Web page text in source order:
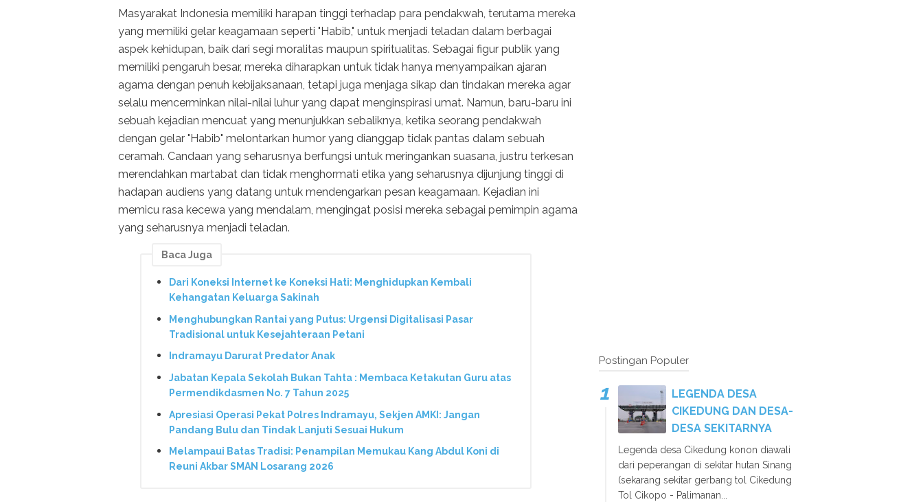
Masyarakat Indonesia memiliki harapan tinggi terhadap para pendakwah, terutama mereka
yang memiliki gelar keagamaan seperti "Habib," untuk menjadi teladan dalam berbagai
aspek kehidupan, baik dari segi moralitas maupun spiritualitas. Sebagai figur publik yang
memiliki pengaruh besar, mereka diharapkan untuk tidak hanya menyampaikan ajaran
agama dengan penuh kebijaksanaan, tetapi juga menjaga sikap dan tindakan mereka agar
selalu mencerminkan nilai-nilai luhur yang dapat menginspirasi umat. Namun, baru-baru ini
sebuah kejadian mencuat yang menunjukkan sebaliknya, ketika seorang pendakwah
dengan gelar "Habib" melontarkan humor yang dianggap tidak pantas dalam sebuah
ceramah. Candaan yang seharusnya berfungsi untuk meringankan suasana, justru terkesan
merendahkan martabat dan tidak menghormati etika yang seharusnya dijunjung tinggi di
hadapan audiens yang datang untuk mendengarkan pesan keagamaan. Kejadian ini
memicu rasa kecewa yang mendalam, mengingat posisi mereka sebagai pemimpin agama
yang seharusnya menjadi teladan.
Baca Juga
Dari Koneksi Internet ke Koneksi Hati: Menghidupkan Kembali
Kehangatan Keluarga Sakinah
Menghubungkan Rantai yang Putus: Urgensi Digitalisasi Pasar
Tradisional untuk Kesejahteraan Petani
Indramayu Darurat Predator Anak
Jabatan Kepala Sekolah Bukan Tahta : Membaca Ketakutan Guru atas
Permendikdasmen No. 7 Tahun 2025
Apresiasi Operasi Pekat Polres Indramayu, Sekjen AMKI: Jangan
Pandang Bulu dan Tindak Lanjuti Sesuai Hukum
Melampaui Batas Tradisi: Penampilan Memukau Kang Abdul Koni di
Reuni Akbar SMAN Losarang 2026
Postingan Populer
LEGENDA DESA
CIKEDUNG DAN DESA-
DESA SEKITARNYA
Legenda desa Cikedung konon diawali
dari peperangan di sekitar hutan Sinang
(sekarang sekitar gerbang tol Cikedung
Tol Cikopo - Palimanan...